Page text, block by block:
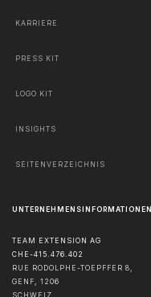
KARRIERE
PRESS KIT
LOGO KIT
INSIGHTS
SEITENVERZEICHNIS
UNTERNEHMENSINFORMATIONEN
TEAM EXTENSION AG
CHE-415.476.402
RUE RODOLPHE-TOEPFFER 8,
GENF, 1206